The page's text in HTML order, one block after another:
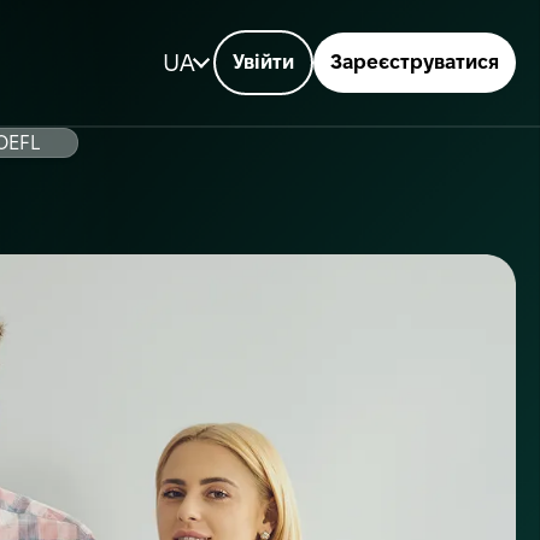
UA Увійти Зареєструватися